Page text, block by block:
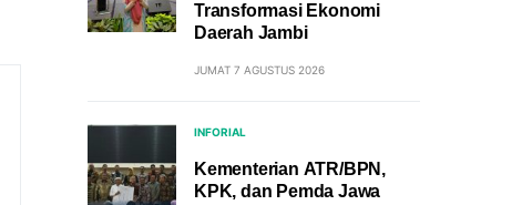
Transformasi Ekonomi
Daerah Jambi
JUMAT 7 AGUSTUS 2026
INFORIAL
Kementerian ATR/BPN,
KPK, dan Pemda Jawa